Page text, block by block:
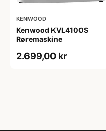
KENWOOD
Kenwood KVL4100S
Røremaskine
2.699,00 kr